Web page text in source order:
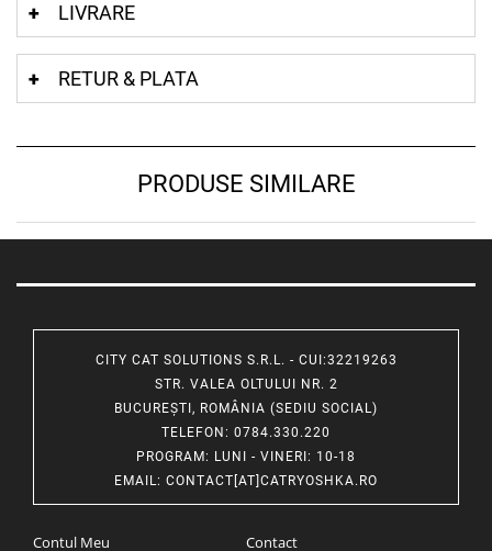
LIVRARE
RETUR & PLATA
PRODUSE SIMILARE
CITY CAT SOLUTIONS S.R.L. - CUI:32219263
STR. VALEA OLTULUI NR. 2
BUCUREȘTI, ROMÂNIA (SEDIU SOCIAL)
TELEFON : 0784.330.220
PROGRAM: LUNI - VINERI: 10-18
EMAIL: CONTACT[AT]CATRYOSHKA.RO
Contul Meu Contact